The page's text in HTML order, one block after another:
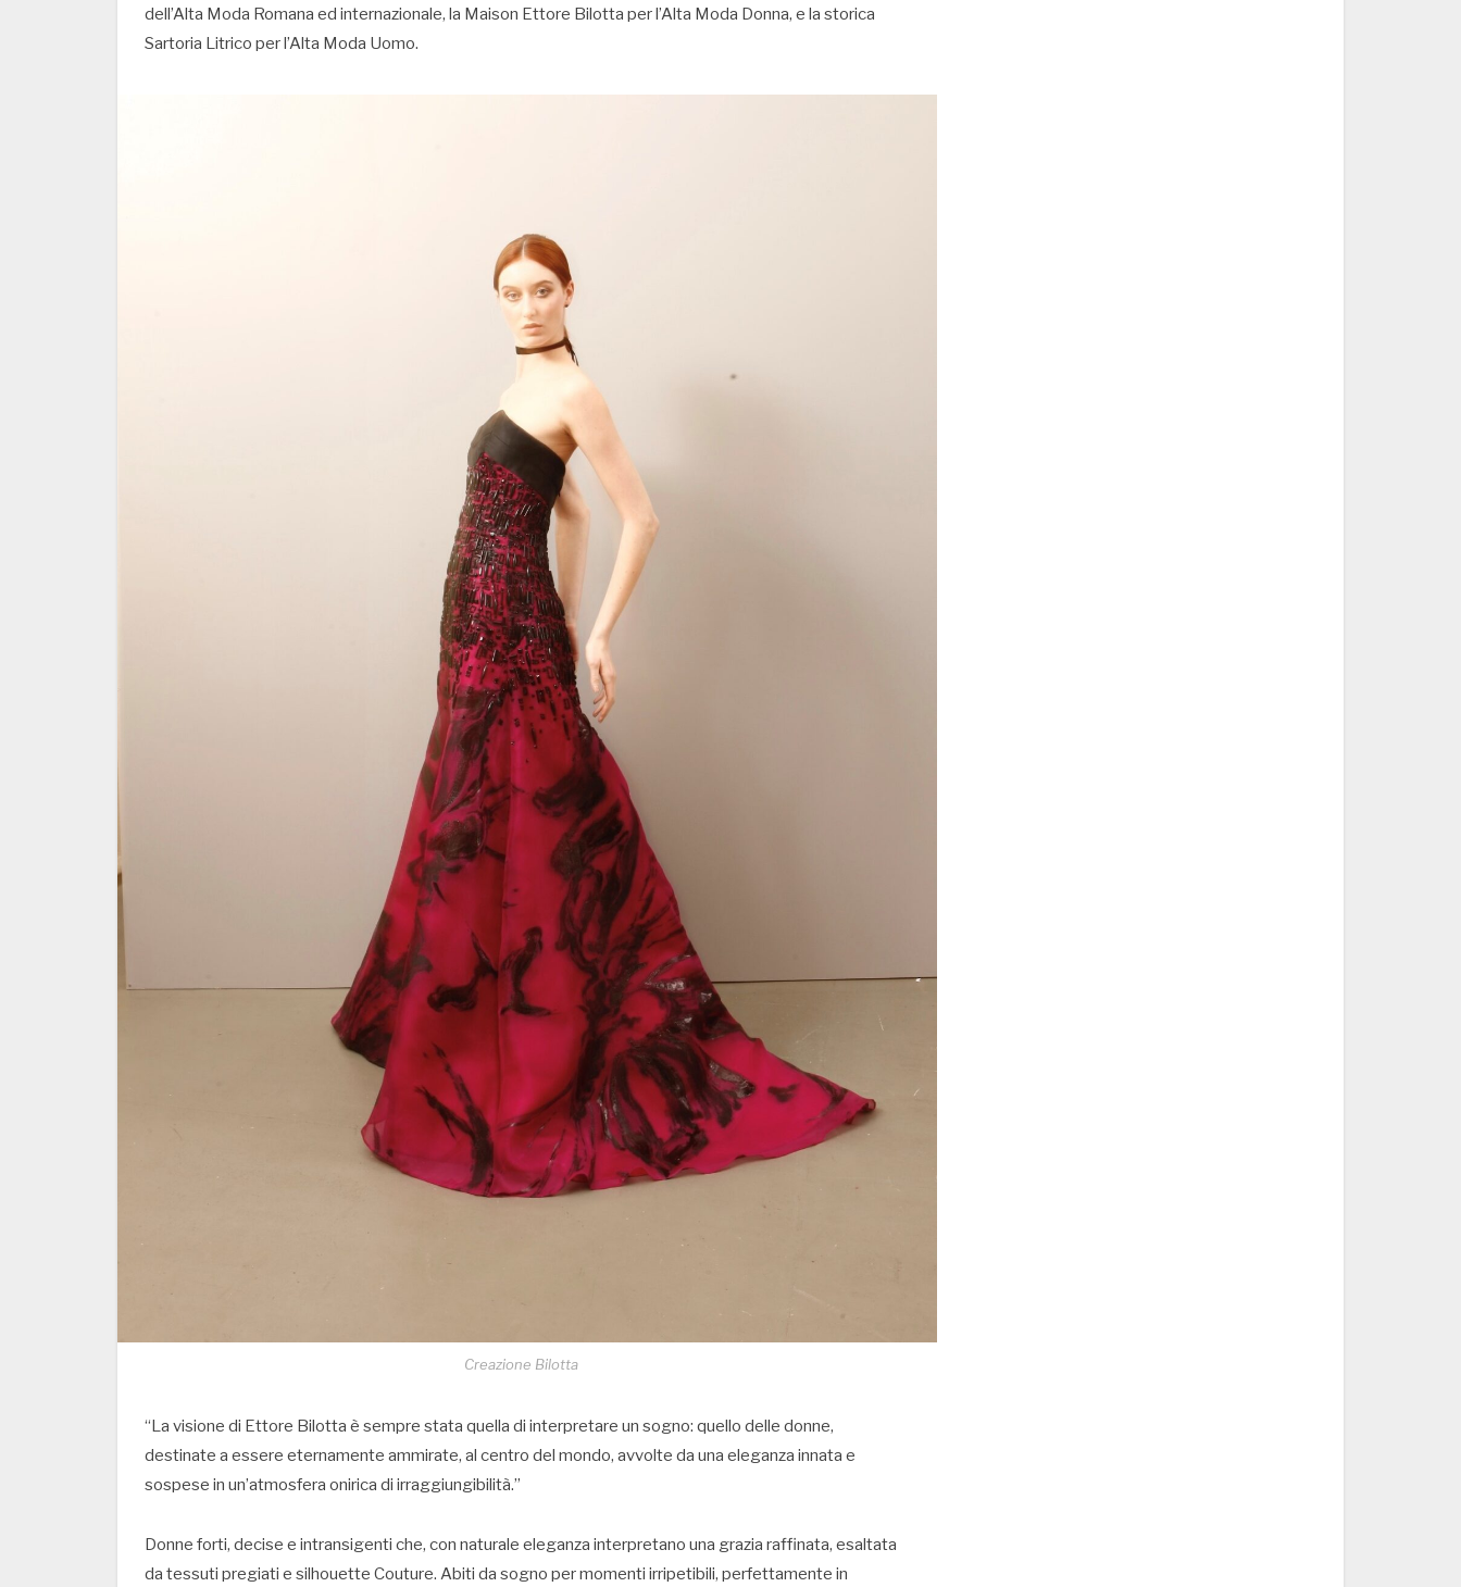
dell’Alta Moda Romana ed internazionale, la Maison Ettore Bilotta per l’Alta Moda Donna, e la storica
Sartoria Litrico per l’Alta Moda Uomo.
Creazione Bilotta
“La visione di Ettore Bilotta è sempre stata quella di interpretare un sogno: quello delle donne,
destinate a essere eternamente ammirate, al centro del mondo, avvolte da una eleganza innata e
sospese in un’atmosfera onirica di irraggiungibilità.”
Donne forti, decise e intransigenti che, con naturale eleganza interpretano una grazia raffinata, esaltata
da tessuti pregiati e silhouette Couture. Abiti da sogno per momenti irripetibili, perfettamente in